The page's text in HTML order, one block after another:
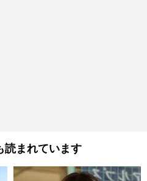
読まれています